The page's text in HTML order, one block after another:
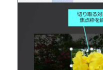
画像の周りに「白い○」